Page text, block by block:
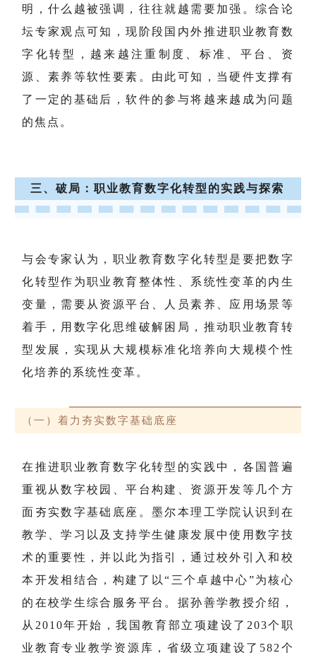
明，什么越被强调，往往就越需要加强。综合论
坛专家观点可知，现阶段国内外推进职业教育数
字化转型，越来越注重制度、标准、平台、资
源、素养等软性要素。由此可知，当硬件支撑有
了一定的基础后，软件的参与将越来越成为问题
的焦点。
三、破局：职业教育数字化转型的实践与探索
与会专家认为，职业教育数字化转型是要把数字
化转型作为职业教育整体性、系统性变革的内生
变量，需要从资源平台、人员素养、应用场景等
着手，用数字化思维破解困局，推动职业教育转
型发展，实现从大规模标准化培养向大规模个性
化培养的系统性变革。
（一）着力夯实数字基础底座
在推进职业教育数字化转型的实践中，各国普遍
重视从数字校园、平台构建、资源开发等几个方
面夯实数字基础底座。墨尔本理工学院认识到在
教学、学习以及支持学生健康发展中使用数字技
术的重要性，并以此为指引，通过校外引入和校
本开发相结合，构建了以“三个卓越中心”为核心
的在校学生综合服务平台。据孙善学教授介绍，
从2010年开始，我国教育部立项建设了203个职
业教育专业教学资源库，省级立项建设了582个